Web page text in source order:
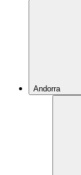
Andorra